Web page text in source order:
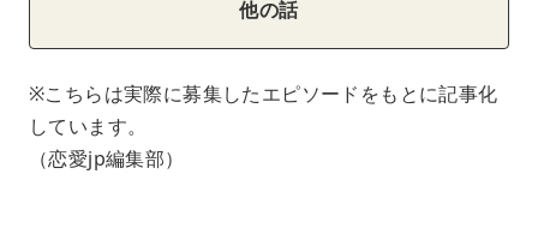
他の話
※こちらは実際に募集したエピソードをもとに記事化
しています。
（恋愛jp編集部）